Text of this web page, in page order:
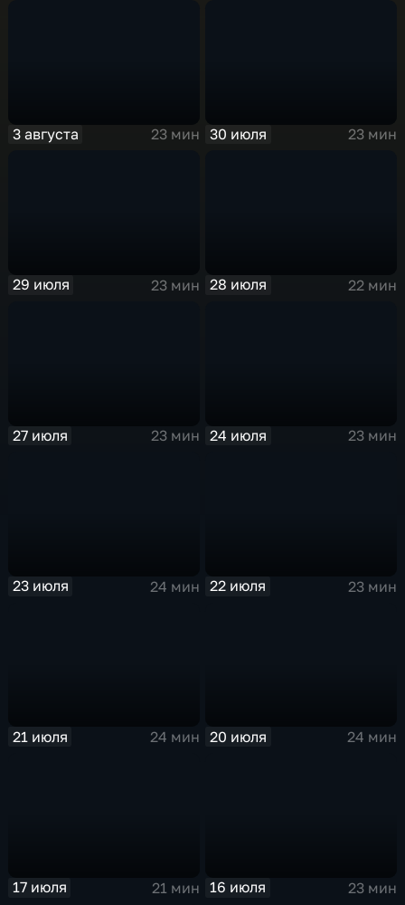
3 августа 23 мин 30 июля 23 мин
29 июля 23 мин 28 июля 22 мин
27 июля 23 мин 24 июля 23 мин
23 июля 24 мин 22 июля 23 мин
21 июля 24 мин 20 июля 24 мин
17 июля 21 мин 16 июля 23 мин